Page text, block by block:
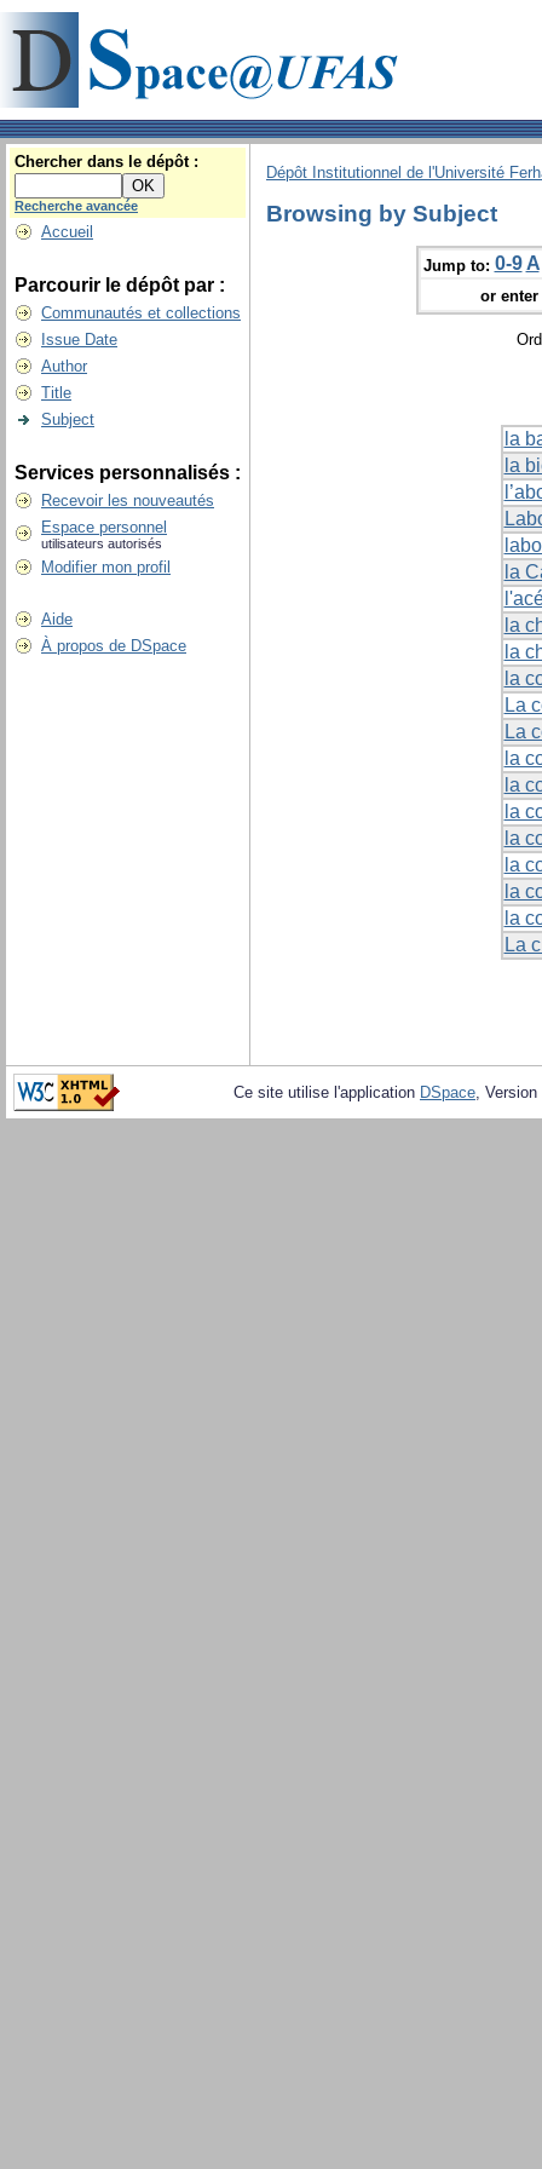
Chercher dans le dépôt :
Recherche avancée
Accueil
Parcourir le dépôt par :
Communautés et collections
Issue Date
Author
Title
Subject
Services personnalisés :
Recevoir les nouveautés
Espace personnel
utilisateurs autorisés
Modifier mon profil
Aide
À propos de DSpace
Dépôt Institutionnel de l'Université
Browsing by Subject
Jump to: 0-9 A
or
la
la
la
la
la
la
La
La
la
la
la
la
la
la
la
La
Ce site utilise l'application DSpace,